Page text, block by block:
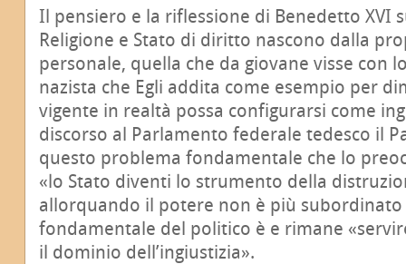
Il pensiero e la riflessione di Benedetto XVI
Religione e Stato di diritto nascono dalla
personale, quella che da giovane visse con
nazista che Egli addita come esempio per
vigente in realtà possa configurarsi come
discorso al Parlamento federale tedesco il
questo problema fondamentale che lo
«lo Stato diventi lo strumento della
allorquando il potere non è più
fondamentale del politico è e rimane
il dominio dell’ingiustizia».